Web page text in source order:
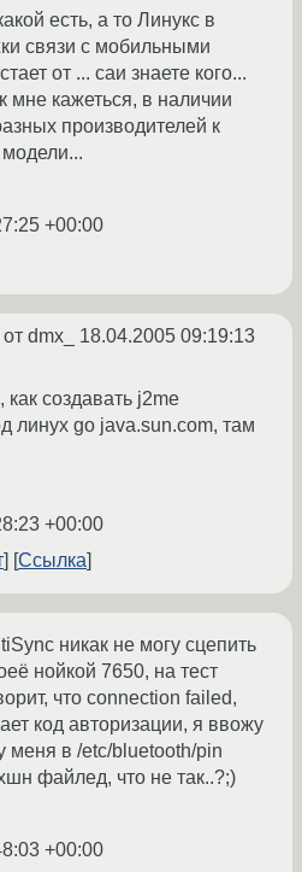
есть, а то Линукс в
связи с мобильными
от ... саи знаете кого...
мне кажеться, в наличии
производителей к
+00:00
от dmx_ 18.04.2005 09:19:13
как создавать j2me
линух go java.sun.com, там
+00:00
Ссылка
никак не могу сцепить
нойкой 7650, на тест
что connection failed,
код авторизации, я ввожу
меня в /etc/bluetooth/pin
файлед, что не так..?;)
+00:00